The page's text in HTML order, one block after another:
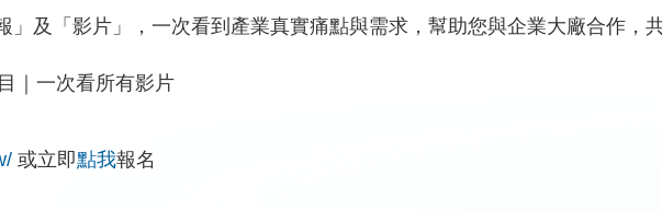
及「影片」，一次看到產業真實痛點與需求，幫助您與企業大廠合作，
｜一次看所有影片
或立即點我報名